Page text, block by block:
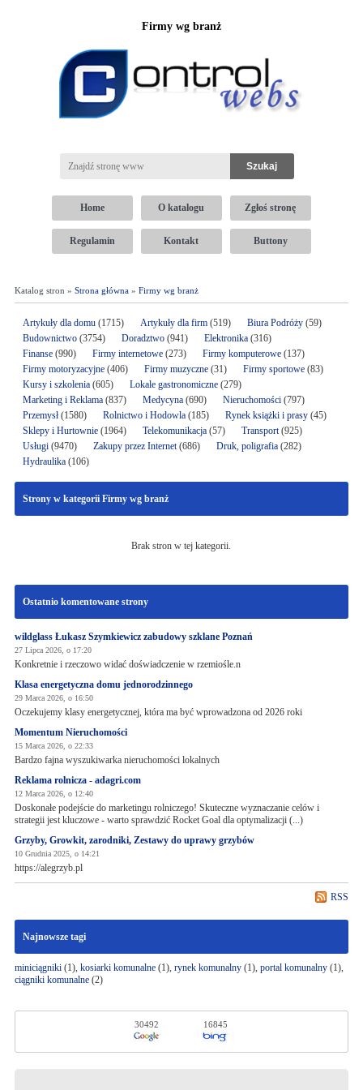
Firmy wg branż
Home O katalogu Zgłoś stronę
Regulamin Kontakt Buttony
Katalog stron » Strona główna» Firmy wg branż
Artykuły dla domu(1715) Artykuły dla firm(519) Biura Podróży(59)
Budownictwo(3754) Doradztwo(941) Elektronika (316)
Finanse(990) Firmy internetowe (273) Firmy komputerowe(137)
Firmy motoryzacyjne(406) Firmy muzyczne(31) Firmy sportowe(83)
Kursy i szkolenia(605) Lokale gastronomiczne(279)
Marketing i Reklama(837) Medycyna(690) Nieruchomości(797)
Przemysł(1580) Rolnictwo i Hodowla(185) Rynek książki i prasy(45)
Sklepy i Hurtownie(1964) Telekomunikacja(57) Transport(925)
Usługi(9470) Zakupy przez Internet(686) Druk, poligrafia(282)
Hydraulika(106)
Strony w kategorii Firmy wg branż
Brak stron w tej kategorii.
Ostatnio komentowane strony
wildglass Łukasz Szymkiewicz zabudowy szklane Poznań
27 Lipca 2026, o 17:20
Konkretnie i rzeczowo widać doświadczenie w rzemiośle.n
Klasa energetyczna domu jednorodzinnego
29 Marca 2026, o 16:50
Oczekujemy klasy energetycznej, która ma być wprowadzona od 2026 roki
Momentum Nieruchomości
15 Marca 2026, o 22:33
Bardzo fajna wyszukiwarka nieruchomości lokalnych
Reklama rolnicza - adagri.com
12 Marca 2026, o 12:40
Doskonałe podejście do marketingu rolniczego! Skuteczne wyznaczanie celów i
strategii jest kluczowe - warto sprawdzić Rocket Goal dla optymalizacji (...)
Grzyby, Growkit, zarodniki, Zestawy do uprawy grzybów
10 Grudnia 2025, o 14:21
https://alegrzyb.pl
RSS
Najnowsze tagi
miniciągniki(1), kosiarki komunalne(1), rynek komunalny(1), portal komunalny(1),
ciągniki komunalne(2)
30492 16845